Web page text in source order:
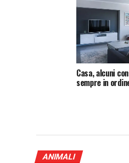
Casa, alcuni
sempre in
ANIMALI